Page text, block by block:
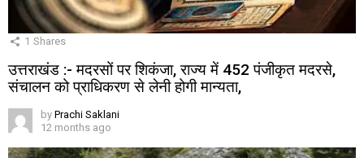
1 Shares
उत्तराखंड :- मदरसों पर शिकंजा, राज्य में 452 पंजीकृत मदरसे,
संचालन को प्राधिकरण से लेनी होगी मान्यता,
by Prachi Saklani
12 months ago